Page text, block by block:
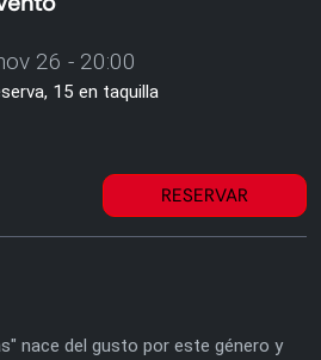
26 - 20:00
15 en taquilla
RESERVAR
nace del gusto por este género y